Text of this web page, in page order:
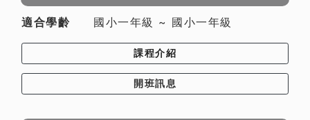
國小一年級 ~ 國小一年級
課程介紹
開班訊息